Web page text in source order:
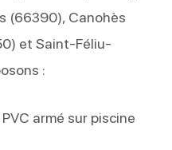
(66390), Canohès
et Saint-Féliu-
:
armé sur piscine